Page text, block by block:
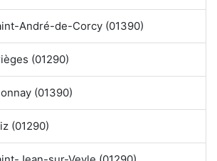
André-de-Corcy (01390)
(01290)
(01390)
(01290)